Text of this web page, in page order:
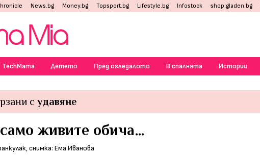
News.bg Money.bg Topsport.bg Lifestyle.bg Infostock shop.gladen.bg
TechMama Детето Пред огледалото В спалнята Истории
с удавяне
живите обича…